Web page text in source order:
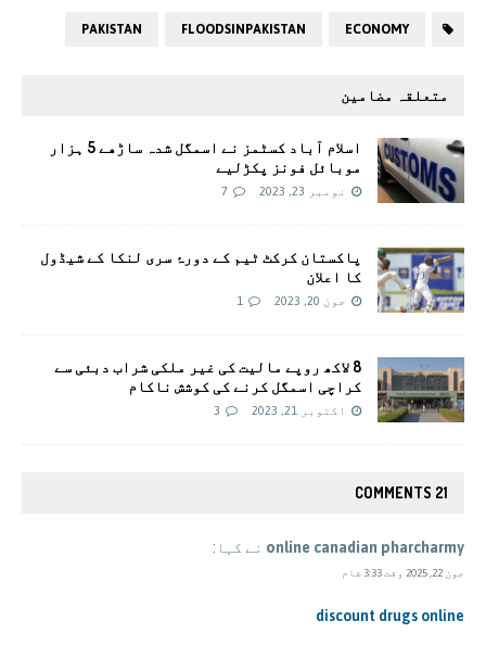
ECONOMY
FLOODSINPAKISTAN
PAKISTAN
متعلقہ مضامین
اسلام آباد کسٹمز نے اسمگل شدہ ساڑھے 5 ہزار
موبائل فونز پکڑلیے
نومبر 23, 2023 7
پاکستان کرکٹ ٹیم کے دورۂ سری لنکا کے شیڈول
کا اعلان
جون 20, 2023 1
8 لاکھ روپے مالیت کی غیر ملکی شراب دبئی سے
کراچی اسمگل کرنے کی کوشش ناکام
اکتوبر 21, 2023 3
21 COMMENTS
online canadian pharcharmy نے کہا:
جون 22, 2025 وقت 3:33 شام
discount drugs online